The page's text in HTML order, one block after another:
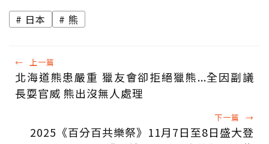
日本 熊
← 上一篇
北海道熊患嚴重 獵友會卻拒絕獵熊...全因副議
長耍官威 熊出沒無人處理
下一篇 →
2025《百分百共樂祭》11月7日至8日盛大登